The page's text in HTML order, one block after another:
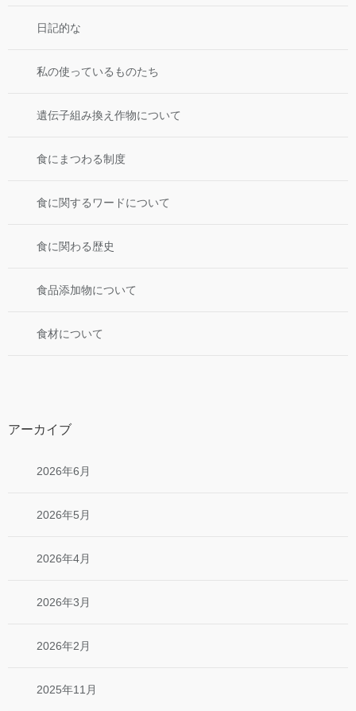
日記的な
私の使っているものたち
遺伝子組み換え作物について
食にまつわる制度
食に関するワードについて
食に関わる歴史
食品添加物について
食材について
アーカイブ
2026年6月
2026年5月
2026年4月
2026年3月
2026年2月
2025年11月